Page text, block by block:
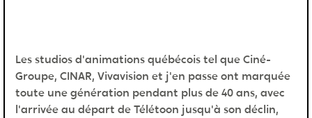
Les studios d'animations québécois tel que Ciné-
Groupe, CINAR, Vivavision et j'en passe ont marquée
toute une génération pendant plus de 40 ans, avec
l'arrivée au départ de Télétoon jusqu'à son déclin,